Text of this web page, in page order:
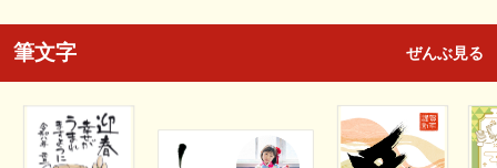
筆文字 ぜんぶ見る